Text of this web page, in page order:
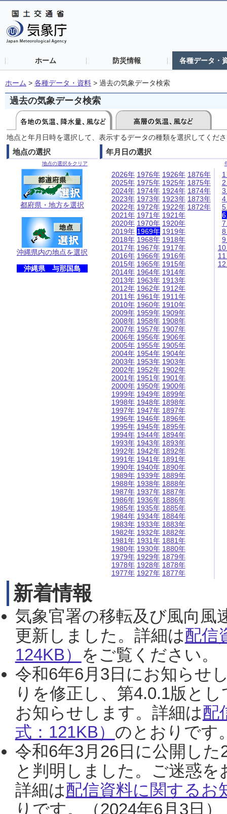
ホーム 防災情報 各種データ・
ホーム > 各種データ・資料 > 過去の気象データ検索
過去の気象データ検索
地点と年月日時を選択して、表示するデータの種類を選択してくだ
地点の選択
地点の選択をクリア
都府県・地方を選択
沖縄県内の地点を選択
沖縄県 与那国島
年月日の選択
2026年
2025年
2024年
2023年
2022年
2021年
2020年
2019年
2018年
2017年
2016年
2015年
2014年
2013年
2012年
2011年
2010年
2009年
2008年
2007年
2006年
2005年
2004年
2003年
2002年
2001年
2000年
1999年
1998年
1997年
1996年
1995年
1994年
1993年
1992年
1991年
1990年
1989年
1988年
1987年
1986年
1985年
1984年
1983年
1982年
1981年
1980年
1979年
1978年
1977年
1976年
1975年
1974年
1973年
1972年
1971年
1970年
1969年
1968年
1967年
1966年
1965年
1964年
1963年
1962年
1961年
1960年
1959年
1958年
1957年
1956年
1955年
1954年
1953年
1952年
1951年
1950年
1949年
1948年
1947年
1946年
1945年
1944年
1943年
1942年
1941年
1940年
1939年
1938年
1937年
1936年
1935年
1934年
1933年
1932年
1931年
1930年
1929年
1928年
1927年
1926年
1925年
1924年
1923年
1922年
1921年
1920年
1919年
1918年
1917年
1916年
1915年
1914年
1913年
1912年
1911年
1910年
1909年
1908年
1907年
1906年
1905年
1904年
1903年
1902年
1901年
1900年
1899年
1898年
1897年
1896年
1895年
1894年
1893年
1892年
1891年
1890年
1889年
1888年
1887年
1886年
1885年
1884年
1883年
1882年
1881年
1880年
1879年
1878年
1877年
1876年
1875年
1874年
1873年
1872年
新着情報
気象官署の移転及び風向風
更新しました。詳細は配信
124KB） をご覧ください。
令和6年6月3日にお知らせ
りを修正し、第4.0.1版と
お知らせします。詳細は配
式：121KB） のとおりです
令和6年3月26日に公開し
と判明しました。ご迷惑
詳細は配信資料に関するお
りです。（2024年6月3日）